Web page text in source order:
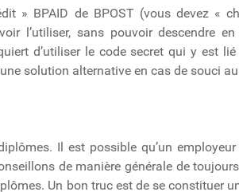
» BPAID de BPOST (vous devez «
l’utiliser, sans pouvoir descendre
d’utiliser le code secret qui y est
solution alternative en cas de souci
Il est possible qu’un
de manière générale de
Un bon truc est de se constituer